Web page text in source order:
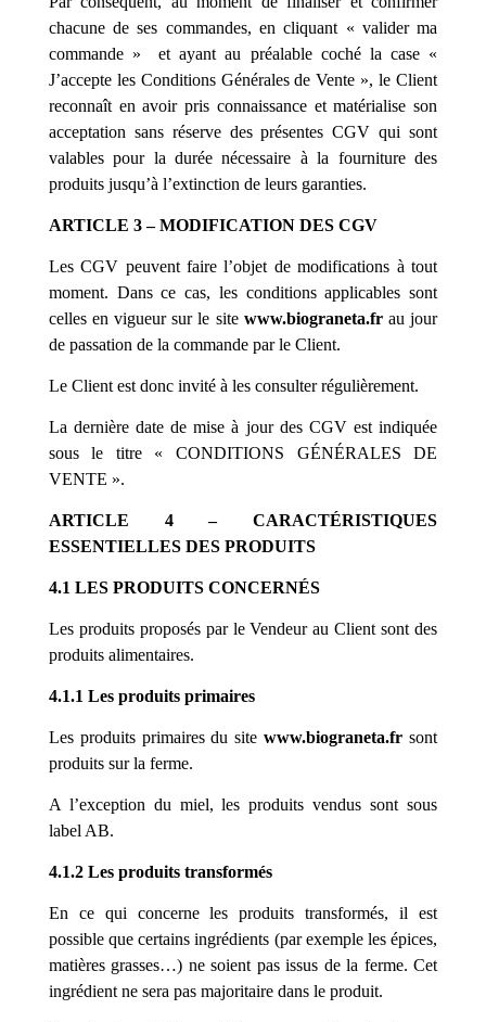
chacune de ses commandes, en cliquant « valider ma
commande »
et ayant au préalable coché la case «
J’accepte les Conditions Générales de Vente »,le Client
reconnaît en avoir pris connaissance et matérialise son
acceptation sans réserve des présentes CGV qui sont
valables pour la durée nécessaire à la fourniture des
produits jusqu’à l’extinction de leurs garanties.
ARTICLE 3 – MODIFICATION DES CGV
Les CGV peuvent faire l’objet de modifications à tout
moment. Dans ce cas, les conditions applicables sont
celles en vigueur sur le site www.biograneta.fr au jour
de passation de la commande par le Client.
Le Client est donc invité à les consulter régulièrement.
La dernière date de mise à jour des CGV est indiquée
sous le titre « CONDITIONS GÉNÉRALES DE
VENTE ».
ARTICLE 4 – CARACTÉRISTIQUES
ESSENTIELLES DES PRODUITS
4.1 LES PRODUITS CONCERNÉS
Les produits proposés par le Vendeur au Client sontdes
produits alimentaires.
4.1.1 Les produits primaires
Les produits primaires du sitewww.biograneta.fr sont
produits sur la ferme.
A l’exception du miel, les produits vendus sont sous
label AB.
4.1.2 Les produits transformés
En ce qui concerne les produits transformés, il est
possible que certains ingrédients (par exemple les épices,
matières grasses…) ne soient pas issus de la ferme. Cet
ingrédient ne sera pas majoritaire dans le produit.